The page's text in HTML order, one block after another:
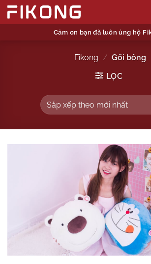
Skip
Cảm ơn bạn đã luôn ủng hộ
Fikong / Gối bông
LỌC